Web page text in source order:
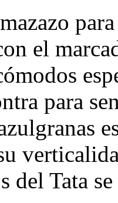
el
para
del Tata